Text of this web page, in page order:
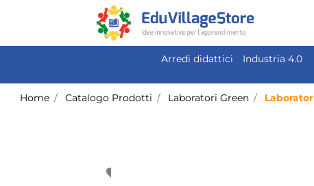
Arredi didattici Industria 4.0
Home Catalogo Prodotti Laboratori Green